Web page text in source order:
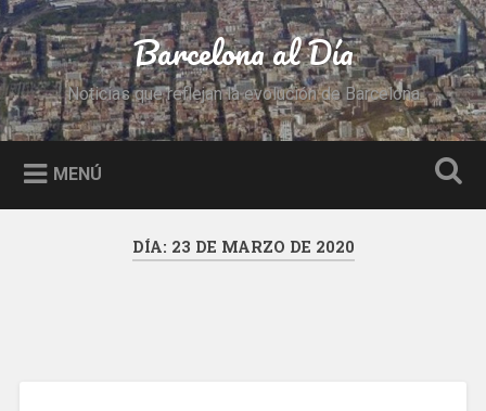
Saltar
al
contenido
Buscar Barcelona al Día
Noticias que reflejan la evolución de Barcelona
MENÚ
DÍA: 23 DE MARZO DE 2020